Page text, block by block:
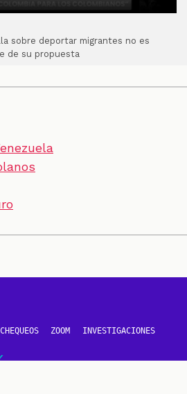
sobre deportar migrantes no es
de su propuesta
CHEQUEOS ZOOM INVESTIGACIONES